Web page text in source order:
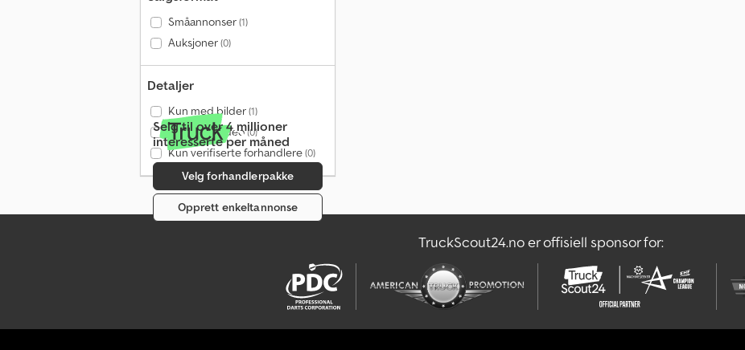
Småannonser(1)
Auksjoner(0)
Detaljer
Kun med bilder(1)
Kun med video(0)
Kun verifiserte forhandlere(0)
Selg til over 4 millioner
interesserte per måned
Velg forhandlerpakke
Opprett enkeltannonse
TruckScout24.no er offisiell sponsor for: